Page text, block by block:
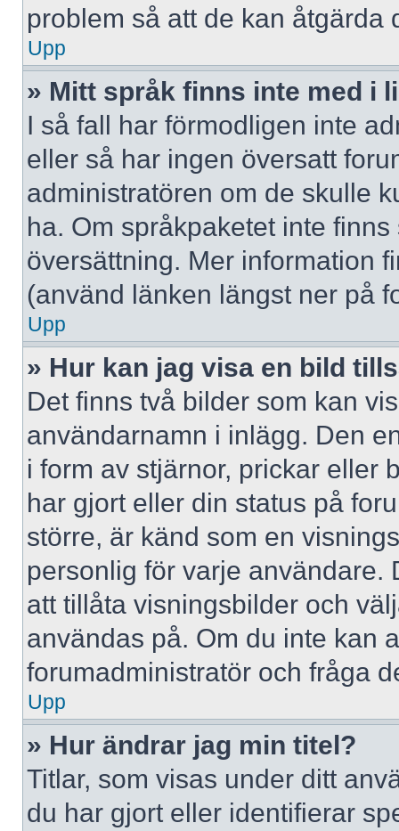
problem så att de kan åtgärda
Upp
» Mitt språk finns inte med i
I så fall har förmodligen inte
eller så har ingen översatt
administratören om de skulle
ha. Om språkpaketet inte
översättning. Mer information
(använd länken längst ner på
Upp
» Hur kan jag visa en bild
Det finns två bilder som kan
användarnamn i inlägg. Den
i form av stjärnor, prickar eller
har gjort eller din status på
större, är känd som en
personlig för varje användare.
att tillåta visningsbilder och
användas på. Om du inte kan
forumadministratör och fråga
Upp
» Hur ändrar jag min titel?
Titlar, som visas under ditt
du har gjort eller identifierar